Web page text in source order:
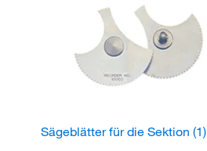
Sägeblätter für die Sektion (1)